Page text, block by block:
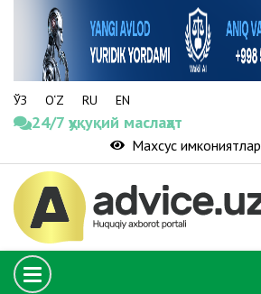
ЎЗ O‘Z RU EN
24/7 ҳуқуқий маслаҳат
Махсус имкониятлар